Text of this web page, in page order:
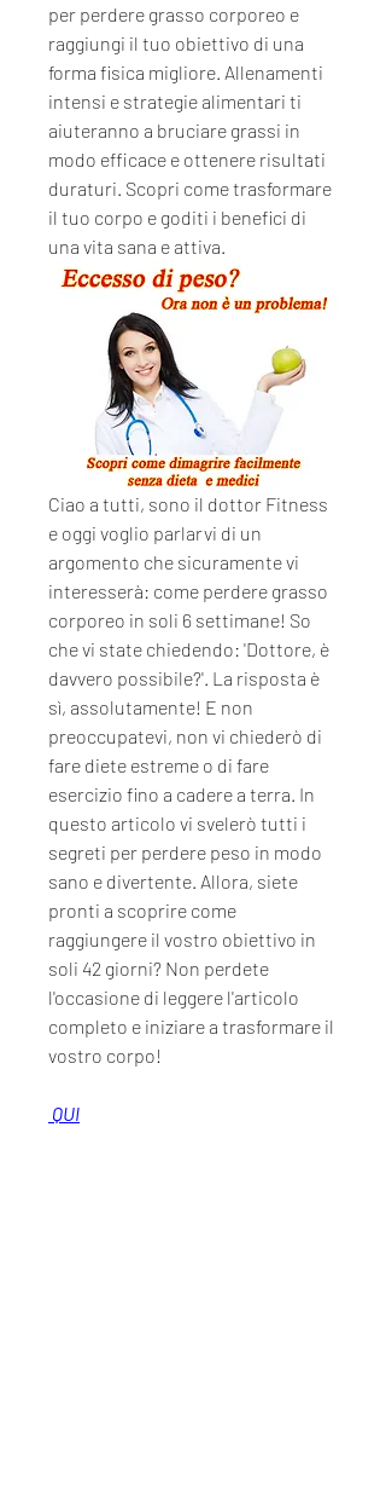
per perdere grasso corporeo e
raggiungi il tuo obiettivo di una
forma fisica migliore. Allenamenti
intensi e strategie alimentari ti
aiuteranno a bruciare grassi in
modo efficace e ottenere risultati
duraturi. Scopri come trasformare
il tuo corpo e goditi i benefici di
una vita sana e attiva.
Ciao a tutti, sono il dottor Fitness
e oggi voglio parlarvi di un
argomento che sicuramente vi
interesserà: come perdere grasso
corporeo in soli 6 settimane! So
che vi state chiedendo: 'Dottore, è
davvero possibile?'. La risposta è
sì, assolutamente! E non
preoccupatevi, non vi chiederò di
fare diete estreme o di fare
esercizio fino a cadere a terra. In
questo articolo vi svelerò tutti i
segreti per perdere peso in modo
sano e divertente. Allora, siete
pronti a scoprire come
raggiungere il vostro obiettivo in
soli 42 giorni? Non perdete
l'occasione di leggere l'articolo
completo e iniziare a trasformare il
vostro corpo!
QUI